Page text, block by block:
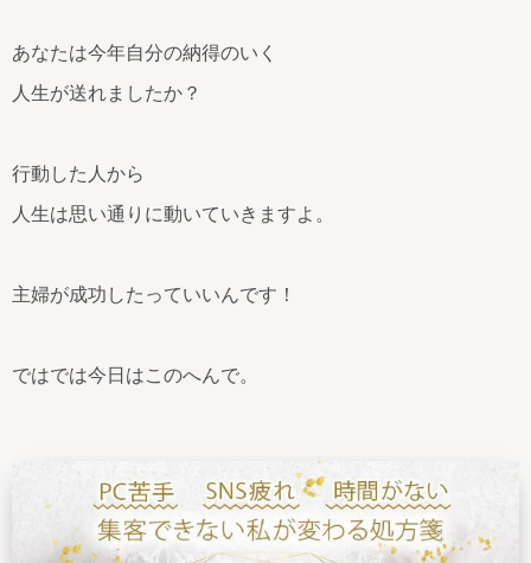
あなたは今年自分の納得のいく
人生が送れましたか？
行動した人から
人生は思い通りに動いていきますよ。
主婦が成功したっていいんです！
ではでは今日はこのへんで。